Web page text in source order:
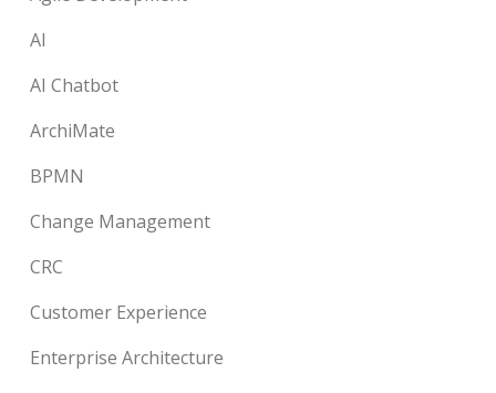
AI
AI Chatbot
ArchiMate
BPMN
Change Management
CRC
Customer Experience
Enterprise Architecture